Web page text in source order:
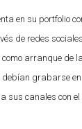
en su portfolio
de redes
como arranque de
grabarse
sus canales con